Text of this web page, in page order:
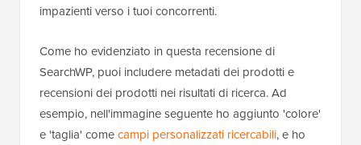
impazienti verso i tuoi concorrenti.
Come ho evidenziato in questa recensione di
SearchWP, puoi includere metadati dei prodotti e
recensioni dei prodotti nei risultati di ricerca. Ad
esempio, nell'immagine seguente ho aggiunto 'colore'
e 'taglia' comecampi personalizzati ricercabili, e ho